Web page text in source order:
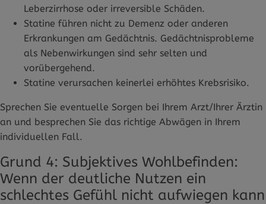
Leberzirrhose oder irreversible Schäden.
Statine führen nicht zu Demenz oder anderen
Erkrankungen am Gedächtnis. Gedächtnisprobleme
als Nebenwirkungen sind sehr selten und
vorübergehend.
Statine verursachen keinerlei erhöhtes Krebsrisiko.
Sprechen Sie eventuelle Sorgen bei Ihrem Arzt/Ihrer Ärztin
an und besprechen Sie das richtige Abwägen in Ihrem
individuellen Fall.
Grund 4: Subjektives Wohlbefinden:
Wenn der deutliche Nutzen ein
schlechtes Gefühl nicht aufwiegen kann